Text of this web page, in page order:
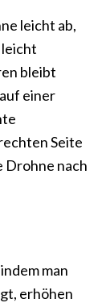
leicht ab,
bleibt
einer
Seite
Drohne nach
man
erhöhen